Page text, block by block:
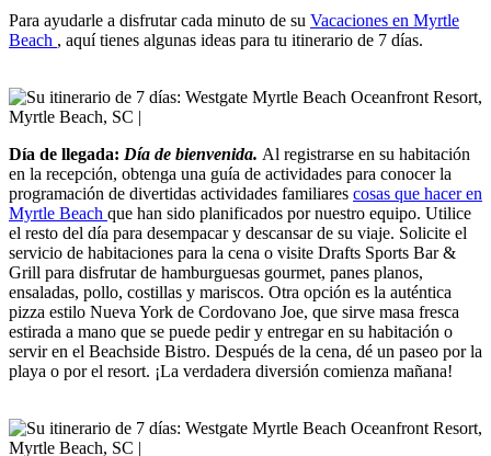
Para ayudarle a disfrutar cada minuto de su Vacaciones en Myrtle
Beach , aquí tienes algunas ideas para tu itinerario de 7 días.
Día de llegada: Día de bienvenida. Al registrarse en su habitación
en la recepción, obtenga una guía de actividades para conocer la
programación de divertidas actividades familiares cosas que hacer en
Myrtle Beach que han sido planificados por nuestro equipo. Utilice
el resto del día para desempacar y descansar de su viaje. Solicite el
servicio de habitaciones para la cena o visite Drafts Sports Bar &
Grill para disfrutar de hamburguesas gourmet, panes planos,
ensaladas, pollo, costillas y mariscos. Otra opción es la auténtica
pizza estilo Nueva York de Cordovano Joe, que sirve masa fresca
estirada a mano que se puede pedir y entregar en su habitación o
servir en el Beachside Bistro. Después de la cena, dé un paseo por la
playa o por el resort. ¡La verdadera diversión comienza mañana!